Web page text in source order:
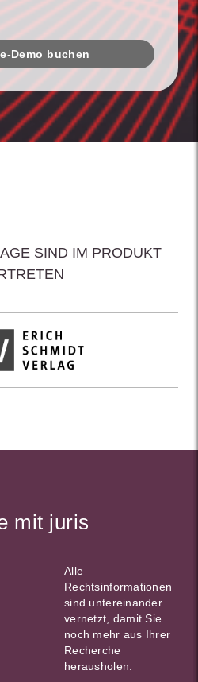
Demo buchen
SIND IM PRODUKT
mit juris
Alle
Rechtsinformationen
sind untereinander
vernetzt, damit Sie
noch mehr aus Ihrer
Recherche
herausholen.